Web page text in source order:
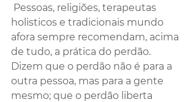
holisticos e tradicionais mundo
afora sempre recomendam, acima
de tudo, a prática do perdão.
Dizem que o perdão não é para a
outra pessoa, mas para a gente
mesmo; que o perdão liberta